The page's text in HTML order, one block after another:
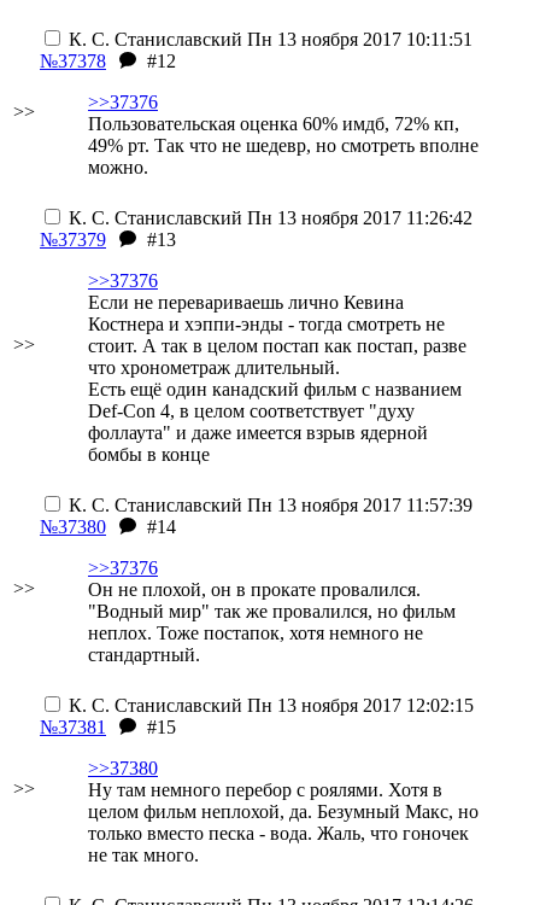
>>
К. С. Станиславский Пн 13 ноября 2017 10:11:51
№37378
#12
>>37376
Пользовательская оценка 60% имдб, 72% кп,
49% рт. Так что не шедевр, но смотреть вполне
можно.
>>
К. С. Станиславский Пн 13 ноября 2017 11:26:42
№37379
#13
>>37376
Если не перевариваешь лично Кевина
Костнера и хэппи-энды - тогда смотреть не
стоит. А так в целом постап как постап, разве
что хронометраж длительный.
Есть ещё один канадский фильм с названием
Def-Con 4, в целом соответствует "духу
фоллаута" и даже имеется взрыв ядерной
бомбы в конце
>>
К. С. Станиславский Пн 13 ноября 2017 11:57:39
№37380
#14
>>37376
Он не плохой, он в прокате провалился.
"Водный мир" так же провалился, но фильм
неплох. Тоже постапок, хотя немного не
стандартный.
>>
К. С. Станиславский Пн 13 ноября 2017 12:02:15
№37381
#15
>>37380
Ну там немного перебор с роялями. Хотя в
целом фильм неплохой, да. Безумный Макс, но
только вместо песка - вода. Жаль, что гоночек
не так много.